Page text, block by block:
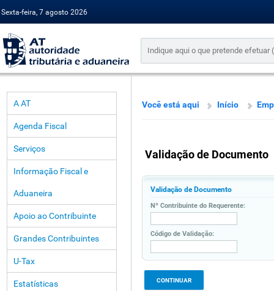
Sexta-feira, 7 agosto 2026
A AT
Agenda Fiscal
Serviços
Informação Fiscal e
Aduaneira
Apoio ao Contribuinte
Grandes Contribuintes
U-Tax
Estatísticas
Você está aqui Início
Validação de Documento
Validação de Documento
Nº Contribuinte do Requerente:
Código de Validação: